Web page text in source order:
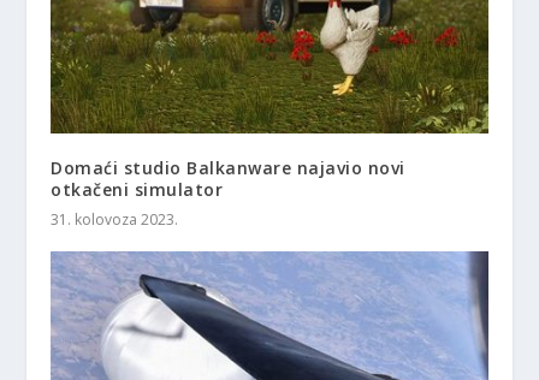
Domaći studio Balkanware najavio novi
otkačeni simulator
31. kolovoza 2023.